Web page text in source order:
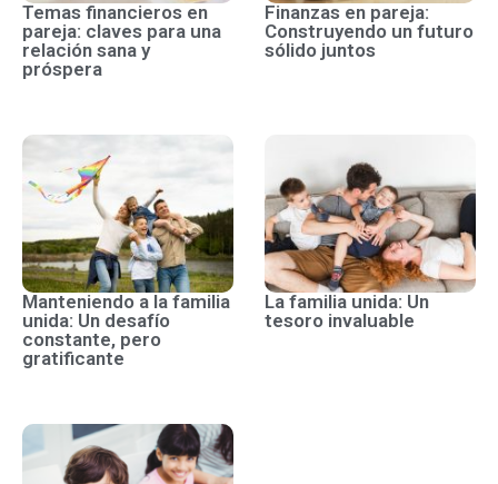
Temas financieros en
pareja: claves para una
relación sana y
próspera
Finanzas en pareja:
Construyendo un futuro
sólido juntos
Manteniendo a la familia
unida: Un desafío
constante, pero
gratificante
La familia unida: Un
tesoro invaluable